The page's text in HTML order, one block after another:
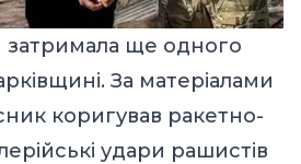
затримала ще одного
За матеріалами
коригував ракетно-
удари рашистів